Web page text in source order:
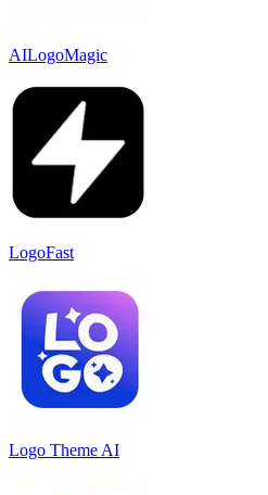
AILogoMagic
LogoFast
Logo Theme AI